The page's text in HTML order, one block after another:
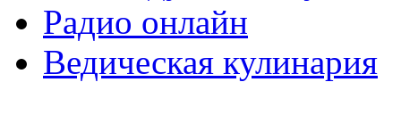
Радио онлайн
Ведическая кулинария